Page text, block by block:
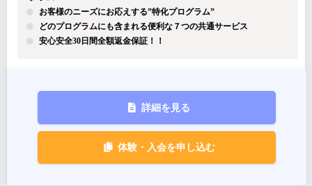
お客様のニーズにお応えする”特化プログラム”
どのプログラムにも含まれる便利な７つの共通サービス
安心安全30日間全額返金保証！！
詳細を見る
体験・入会を申し込む